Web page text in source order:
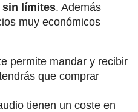
sin límites. Además
muy económicos
permite mandar y recibir
que comprar
tienen un coste en